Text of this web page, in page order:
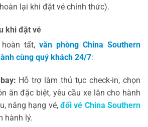
lại khi đặt vé chính thức).
khi đặt vé
tất, văn phòng China Southern
cùng quý khách 24/7:
Hỗ trợ làm thủ tục check-in, chọn
ăn đặc biệt, yêu cầu xe lăn cho hành
nâng hạng vé, đổi vé China Southern
hành lý.